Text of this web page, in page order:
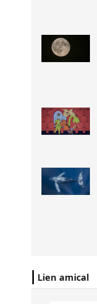
Lien amical